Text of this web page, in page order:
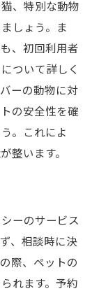
、特別な動物
しょう。ま
、初回利用者
ついて詳しく
ーの動物に対
の安全性を確
。これによ
整います。
ーのサービス
、相談時に決
際、ペットの
れます。予約